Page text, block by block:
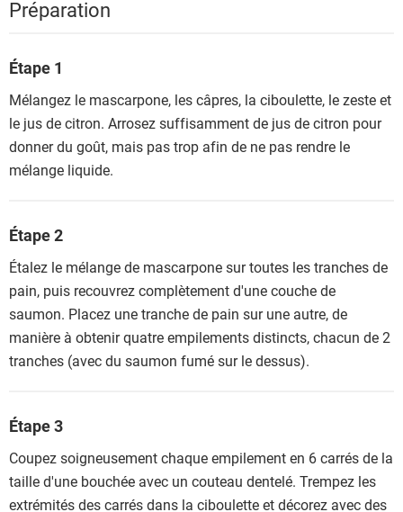
Préparation
Étape 1
Mélangez le mascarpone, les câpres, la ciboulette, le zeste et
le jus de citron. Arrosez suffisamment de jus de citron pour
donner du goût, mais pas trop afin de ne pas rendre le
mélange liquide.
Étape 2
Étalez le mélange de mascarpone sur toutes les tranches de
pain, puis recouvrez complètement d'une couche de
saumon. Placez une tranche de pain sur une autre, de
manière à obtenir quatre empilements distincts, chacun de 2
tranches (avec du saumon fumé sur le dessus).
Étape 3
Coupez soigneusement chaque empilement en 6 carrés de la
taille d'une bouchée avec un couteau dentelé. Trempez les
extrémités des carrés dans la ciboulette et décorez avec des